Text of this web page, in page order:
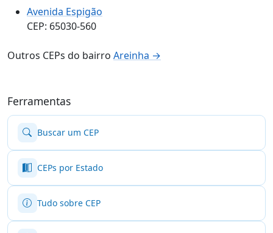
Avenida Espigão
CEP: 65030-560
Outros CEPs do bairro Areinha →
Ferramentas
Buscar um CEP
CEPs por Estado
Tudo sobre CEP